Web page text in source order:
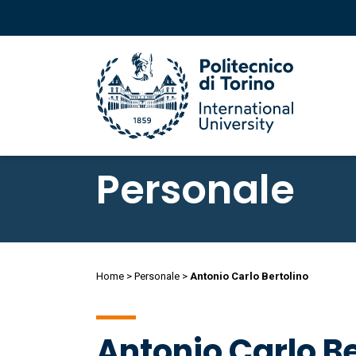
Personale
Salta
contenuto
Briciole
di
Home Personale Antonio Carlo Bertolino